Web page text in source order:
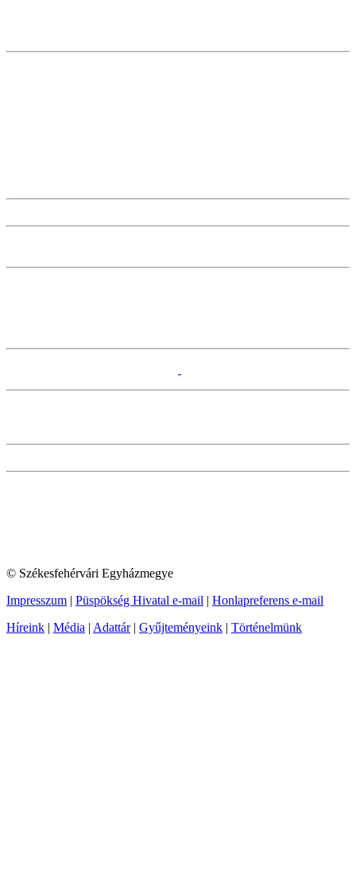
© Székesfehérvári Egyházmegye
Impresszum | Püspökség Hivatal e-mail | Honlapreferens e-mail
Híreink | Média | Adattár| Gyűjteményeink | Történelmünk